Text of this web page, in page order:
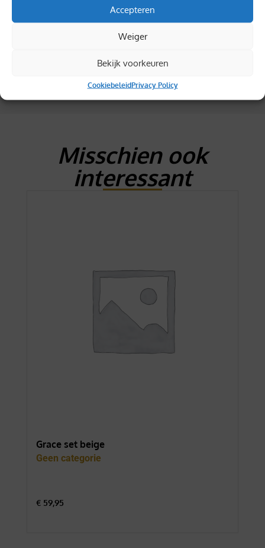
Accepteren
Weiger
Bekijk voorkeuren
CookiebeleidPrivacy Policy
Misschien ook
interessant
Grace set beige
Geen categorie
€ 59,95